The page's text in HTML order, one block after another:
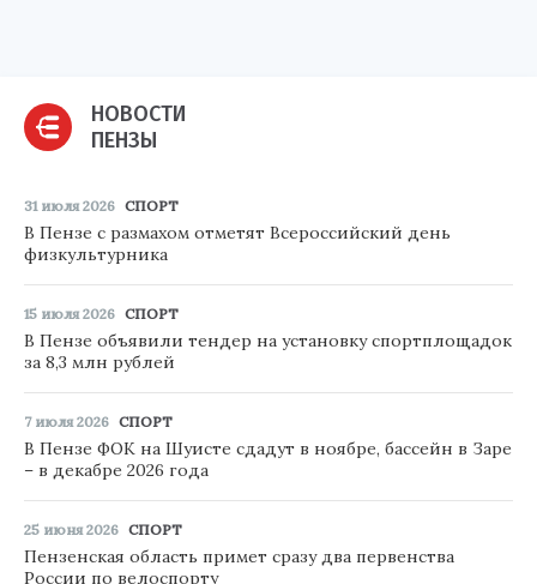
НОВОСТИ
ПЕНЗЫ
31 июля 2026 СПОРТ
В Пензе с размахом отметят Всероссийский день
физкультурника
15 июля 2026 СПОРТ
В Пензе объявили тендер на установку спортплощадок
за 8,3 млн рублей
7 июля 2026 СПОРТ
В Пензе ФОК на Шуисте сдадут в ноябре, бассейн в Заре
– в декабре 2026 года
25 июня 2026 СПОРТ
Пензенская область примет сразу два первенства
России по велоспорту